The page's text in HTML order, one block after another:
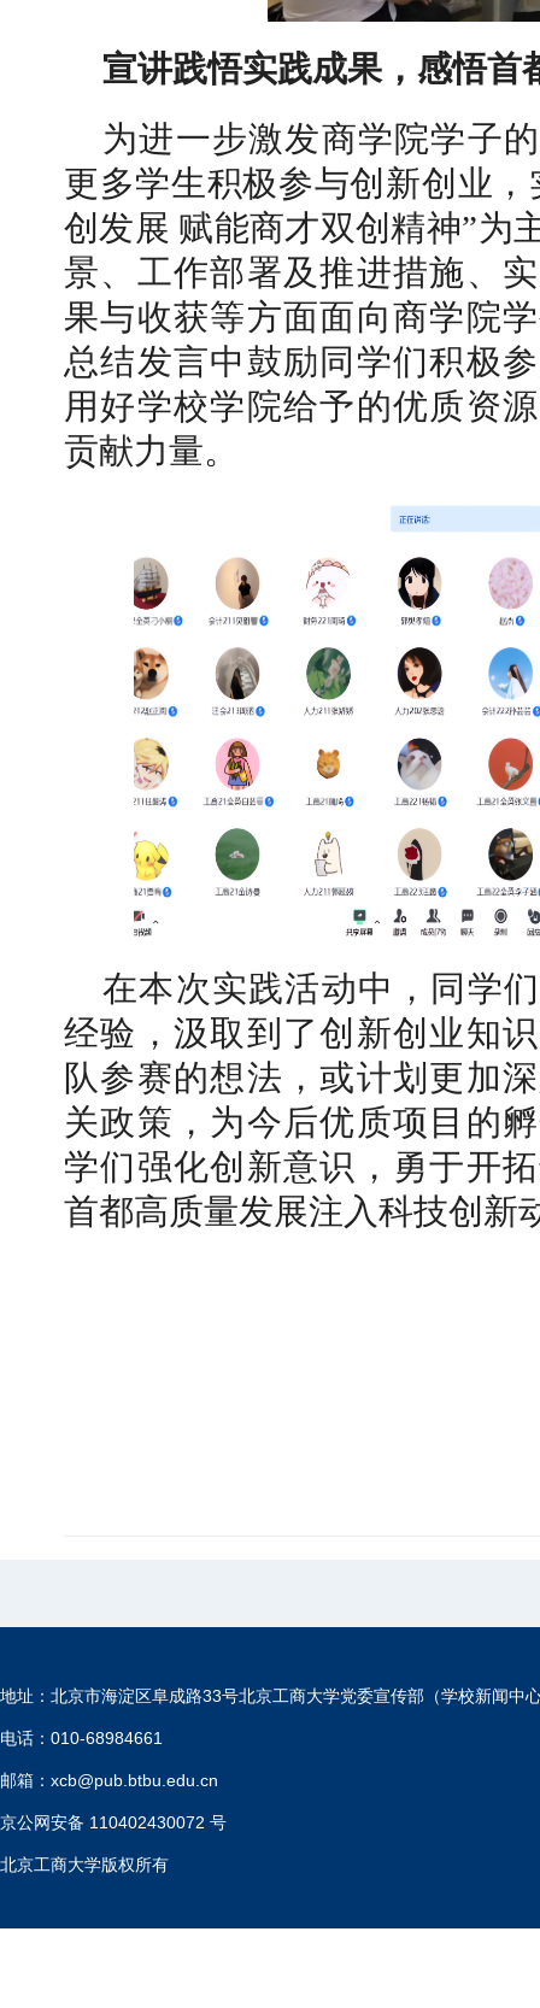
宣讲践悟实践成果，感悟首
为进一步激发商学院学子
更多学生积极参与创新创业
创发展 赋能商才双创精神”为
景、工作部署及推进措施、
果与收获等方面面向商学院
总结发言中鼓励同学们积极
用好学校学院给予的优质资
贡献力量。
在本次实践活动中，同学
经验，汲取到了创新创业知
队参赛的想法，或计划更加
关政策，为今后优质项目的
学们强化创新意识，勇于开
首都高质量发展注入科技创新
地址：北京市海淀区阜成路33号北京工商大学党委宣传部（学校新闻中
电话：010-68984661
邮箱：xcb@pub.btbu.edu.cn
京公网安备 110402430072 号
北京工商大学版权所有